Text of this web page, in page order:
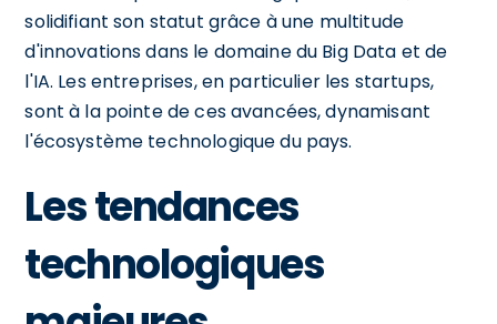
solidifiant son statut grâce à une multitude
d'innovations dans le domaine du Big Data et de
l'IA. Les entreprises, en particulier les startups,
sont à la pointe de ces avancées, dynamisant
l'écosystème technologique du pays.
Les tendances
technologiques